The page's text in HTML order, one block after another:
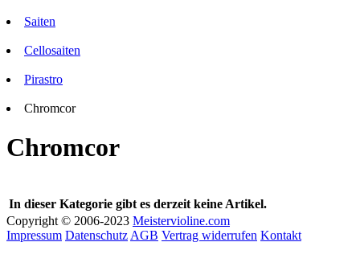
Saiten
Cellosaiten
Pirastro
Chromcor
Chromcor
In dieser Kategorie gibt es derzeit keine Artikel.
Copyright © 2006-2023 Meistervioline.com
Impressum Datenschutz AGB Vertrag widerrufen Kontakt